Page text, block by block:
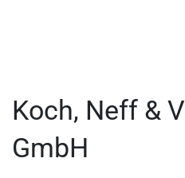
Koch, Neff &
GmbH